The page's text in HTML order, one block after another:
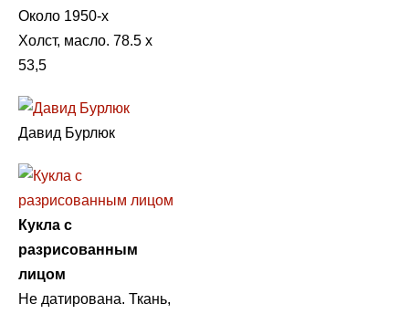
Около 1950-х
Холст, масло. 78.5 х
53,5
Давид Бурлюк
Кукла с
разрисованным
лицом
Не датирована. Ткань,